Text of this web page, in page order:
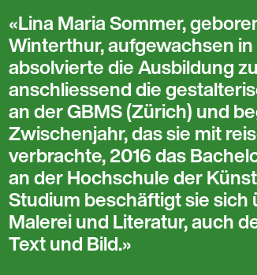
Lina Maria Sommer,
Winterthur, aufgewachsen
absolvierte die Ausbildung
anschliessend die
an der GBMS (Zürich) und
Zwischenjahr, das sie mit
verbrachte, 2016 das
an der Hochschule der
Studium beschäftigt sie
Malerei und Literatur, auch
Text und Bild.